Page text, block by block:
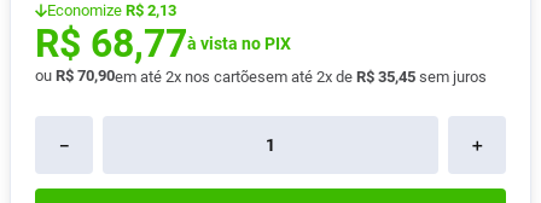
Economize R$ 2,13
R$ 68,77à vista no PIX
ou R$ 70,90em até 2x nos cartõesem até 2x de R$ 35,45 sem juros
＋
－